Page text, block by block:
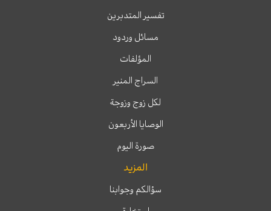
تفسير المتدبرين
مسائل وردود
المؤلفات
السراج المنير
لكل زوج وزوجة
الوصايا الأربعون
صورة اليوم
المزيد
سؤالكم وجوابنا